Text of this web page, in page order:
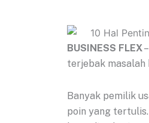
BUSINESS FLEX
terjebak masalah
Banyak pemilik
poin yang